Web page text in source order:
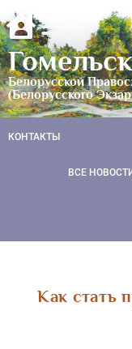
Белорусской
(Белорусского
КОНТАКТЫ
ВСЕ НОВОСТИ
Как стать